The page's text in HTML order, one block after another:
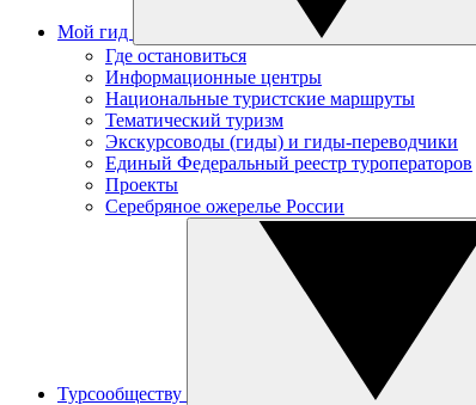
Мой гид
Где остановиться
Информационные центры
Национальные туристские маршруты
Тематический туризм
Экскурсоводы (гиды) и гиды-переводчики
Единый Федеральный реестр туроператоров
Проекты
Серебряное ожерелье России
Турсообществу